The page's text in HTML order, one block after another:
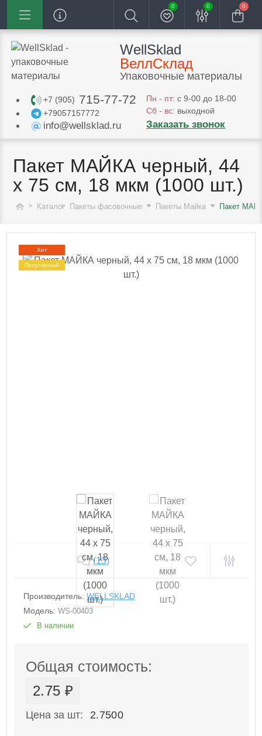
0 0 0
WellSklad
ВеллСклад
Упаковочные материалы
+7 (905) 715-77-72
+79057157772
info@wellsklad.ru
Пн - пт: с 9-00 до 18-00
Сб - вс: выходной
Заказать звонок
Пакет МАЙКА черный, 44
х 75 см, 18 мкм (1000 шт.)
Каталог Пакеты фасовочные Пакеты Майка Пакет
Хит
Популярный
(13)
Производитель: WELLSKLAD
Модель: WS-00403
В наличии
Общая стоимость:
2.75 ₽
Цена за шт: 2.7500